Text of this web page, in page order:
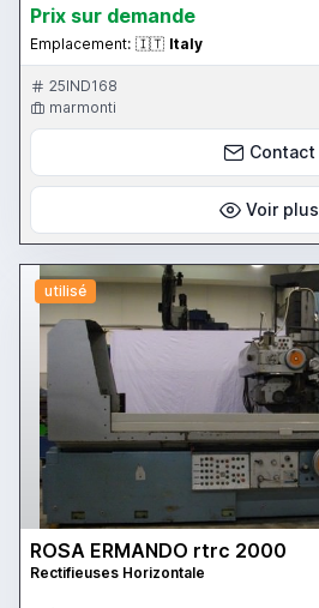
Prix ​​sur demande
Emplacement: 🇮🇹 Italy
25IND168
marmonti
Contact
Voir plus
utilisé
ROSA ERMANDO rtrc 2000
Rectifieuses Horizontale